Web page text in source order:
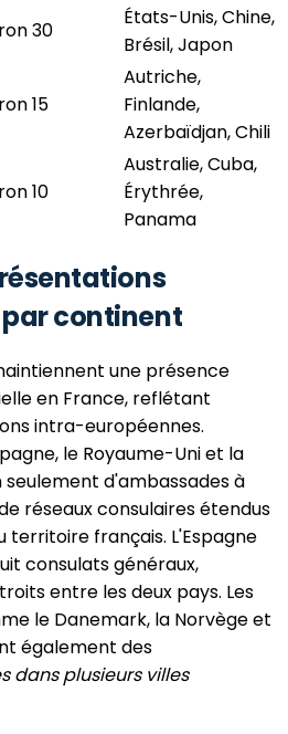
30
États-Unis, Chine,
Brésil, Japon
15
Autriche,
Finlande,
Azerbaïdjan, Chili
10
Australie, Cuba,
Érythrée,
Panama
continent
une présence
en France, reflétant
intra-européennes.
le Royaume-Uni et la
seulement d'ambassades à
réseaux consulaires étendus
français. L'Espagne
consulats généraux,
entre les deux pays. Les
le Danemark, la Norvège et
également des
dans plusieurs villes